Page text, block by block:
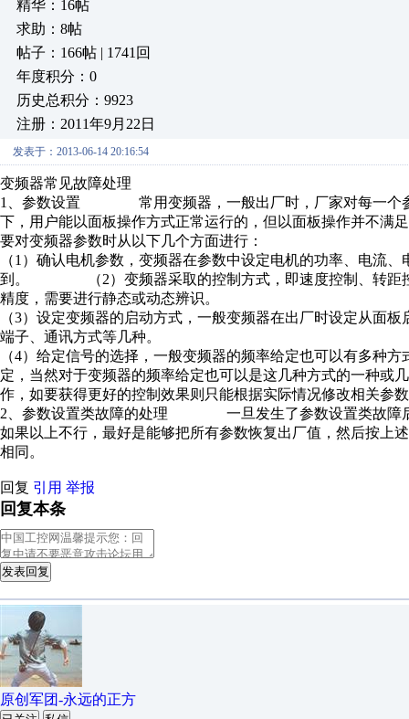
精华：16帖
求助：8帖
帖子：166帖 | 1741回
年度积分：0
历史总积分：9923
注册：2011年9月22日
发表于：2013-06-14 20:16:54
变频器常见故障处理
1、参数设置 常用变频器，一般出厂时，厂家对每一个参
下，用户能以面板操作方式正常运行的，但以面板操作并不满
要对变频器参数时从以下几个方面进行：
（1）确认电机参数，变频器在参数中设定电机的功率、电流
到。 （2）变频器采取的控制方式，即速度控制、转距控
精度，需要进行静态或动态辨识。
（3）设定变频器的启动方式，一般变频器在出厂时设定从面
端子、通讯方式等几种。
（4）给定信号的选择，一般变频器的频率给定也可以有多种
定，当然对于变频器的频率给定也可以是这几种方式的一种或
作，如要获得更好的控制效果则只能根据实际情况修改
2、参数设置类故障的处理 一旦发生了参数设置类故障后
如果以上不行，最好是能够把所有参数恢复出厂值，然后按上
相同。
回复 引用 举报
回复本条
发表回复
原创军团-永远的正方